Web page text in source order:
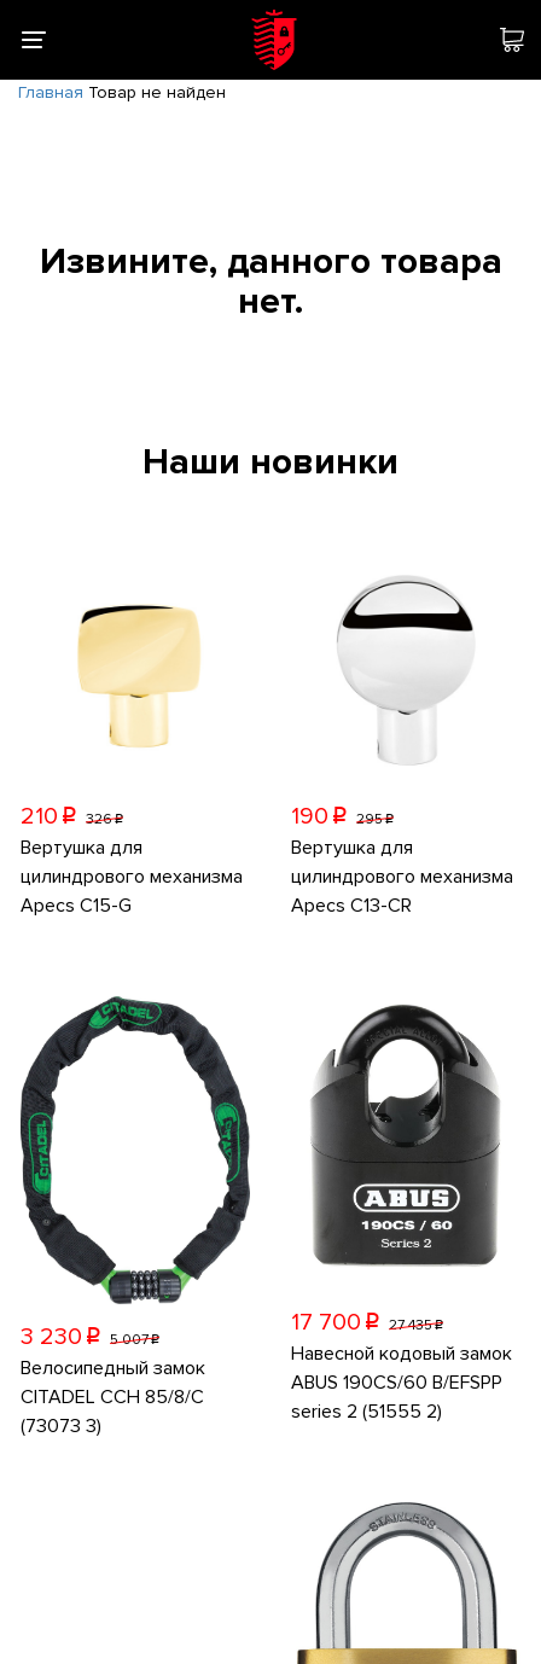
Главная Товар не найден
Извините, данного товара
нет.
Наши новинки
210 p 326p
Вертушка для
цилиндрового механизма
Apecs C15-G
190 p 295p
Вертушка для
цилиндрового механизма
Apecs C13-CR
3 230 p 5 007p
Велосипедный замок
CITADEL CCH 85/8/C
(73073 3)
17 700 p 27 435p
Навесной кодовый замок
ABUS 190CS/60 B/EFSPP
series 2 (51555 2)